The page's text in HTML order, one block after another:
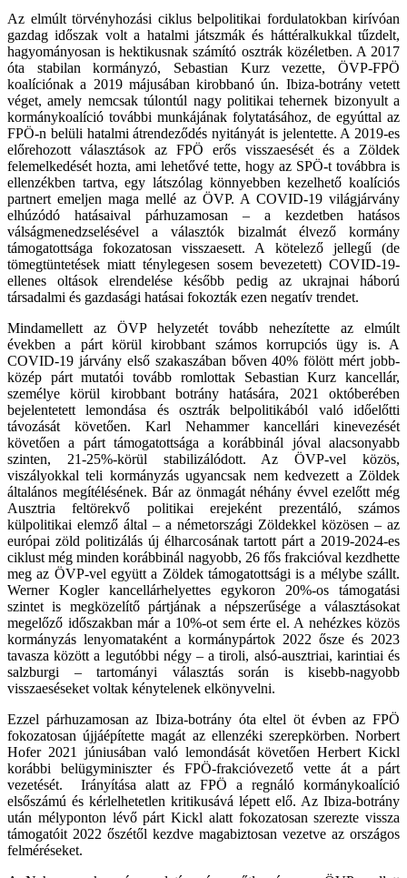
Az elmúlt törvényhozási ciklus belpolitikai fordulatokban kirívóan
gazdag időszak volt a hatalmi játszmák és háttéralkukkal tűzdelt,
hagyományosan is hektikusnak számító osztrák közéletben. A 2017
óta stabilan kormányzó, Sebastian Kurz vezette, ÖVP-FPÖ
koalíciónak a 2019 májusában kirobbanó ún. Ibiza-botrány vetett
véget, amely nemcsak túlontúl nagy politikai tehernek bizonyult a
kormánykoalíció további munkájának folytatásához, de egyúttal az
FPÖ-n belüli hatalmi átrendeződés nyitányát is jelentette. A 2019-es
előrehozott választások az FPÖ erős visszaesését és a Zöldek
felemelkedését hozta, ami lehetővé tette, hogy az SPÖ-t továbbra is
ellenzékben tartva, egy látszólag könnyebben kezelhető koalíciós
partnert emeljen maga mellé az ÖVP. A COVID-19 világjárvány
elhúzódó hatásaival párhuzamosan – a kezdetben hatásos
válságmenedzselésével a választók bizalmát élvező kormány
támogatottsága fokozatosan visszaesett. A kötelező jellegű (de
tömegtüntetések miatt ténylegesen sosem bevezetett) COVID-19-
ellenes oltások elrendelése később pedig az ukrajnai háború
társadalmi és gazdasági hatásai fokozták ezen negatív trendet.
Mindamellett az ÖVP helyzetét tovább nehezítette az elmúlt
években a párt körül kirobbant számos korrupciós ügy is. A
COVID-19 járvány első szakaszában bőven 40% fölött mért jobb-
közép párt mutatói tovább romlottak Sebastian Kurz kancellár,
személye körül kirobbant botrány hatására, 2021 októberében
bejelentetett lemondása és osztrák belpolitikából való időelőtti
távozását követően. Karl Nehammer kancellári kinevezését
követően a párt támogatottsága a korábbinál jóval alacsonyabb
szinten, 21-25%-körül stabilizálódott. Az ÖVP-vel közös,
viszályokkal teli kormányzás ugyancsak nem kedvezett a Zöldek
általános megítélésének. Bár az önmagát néhány évvel ezelőtt még
Ausztria feltörekvő politikai erejeként prezentáló, számos
külpolitikai elemző által – a németországi Zöldekkel közösen – az
európai zöld politizálás új élharcosának tartott párt a 2019-2024-es
ciklust még minden korábbinál nagyobb, 26 fős frakcióval kezdhette
meg az ÖVP-vel együtt a Zöldek támogatottsági is a mélybe szállt.
Werner Kogler kancellárhelyettes egykoron 20%-os támogatási
szintet is megközelítő pártjának a népszerűsége a választásokat
megelőző időszakban már a 10%-ot sem érte el. A nehézkes közös
kormányzás lenyomataként a kormánypártok 2022 ősze és 2023
tavasza között a legutóbbi négy – a tiroli, alsó-ausztriai, karintiai és
salzburgi – tartományi választás során is kisebb-nagyobb
visszaeséseket voltak kénytelenek elkönyvelni.
Ezzel párhuzamosan az Ibiza-botrány óta eltel öt évben az FPÖ
fokozatosan újjáépítette magát az ellenzéki szerepkörben. Norbert
Hofer 2021 júniusában való lemondását követően Herbert Kickl
korábbi belügyminiszter és FPÖ-frakcióvezető vette át a párt
vezetését. Irányítása alatt az FPÖ a regnáló kormánykoalíció
elsőszámú és kérlelhetetlen kritikusává lépett elő. Az Ibiza-botrány
után mélyponton lévő párt Kickl alatt fokozatosan szerezte vissza
támogatóit 2022 őszétől kezdve magabiztosan vezetve az országos
felméréseket.